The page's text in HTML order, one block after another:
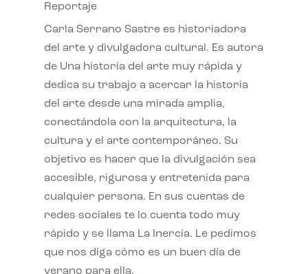
Reportaje
Carla Serrano Sastre es historiadora
del arte y divulgadora cultural. Es autora
de Una historia del arte muy rápida y
dedica su trabajo a acercar la historia
del arte desde una mirada amplia,
conectándola con la arquitectura, la
cultura y el arte contemporáneo. Su
objetivo es hacer que la divulgación sea
accesible, rigurosa y entretenida para
cualquier persona. En sus cuentas de
redes sociales te lo cuenta todo muy
rápido y se llama La Inercia. Le pedimos
que nos diga cómo es un buen día de
verano para ella.